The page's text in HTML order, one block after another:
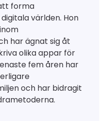
forma
världen. Hon
har ägnat sig åt
olika appar för
fem åren har
och har bidragit